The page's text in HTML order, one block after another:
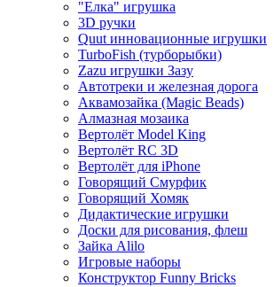
"Елка" игрушка
3D ручки
Quut инновационные игрушки
TurboFish (турборыбки)
Zazu игрушки Зазу
Автотреки и железная дорога
Аквамозайка (Magic Beads)
Алмазная мозаика
Вертолёт Model King
Вертолёт RC 3D
Вертолёт для iPhone
Говорящий Смурфик
Говорящий Хомяк
Дидактические игрушки
Доски для рисования, флеш
Зайка Alilo
Игровые наборы
Конструктор Funny Bricks